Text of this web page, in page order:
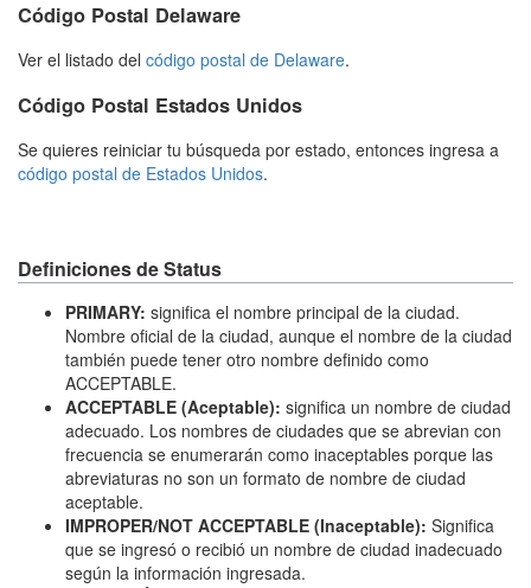
Código Postal Delaware
Ver el listado del código postal de Delaware.
Código Postal Estados Unidos
Se quieres reiniciar tu búsqueda por estado, entonces ingresa a
código postal de Estados Unidos.
Definiciones de Status
PRIMARY: significa el nombre principal de la ciudad.
Nombre oficial de la ciudad, aunque el nombre de la ciudad
también puede tener otro nombre definido como
ACCEPTABLE.
ACCEPTABLE (Aceptable): significa un nombre de ciudad
adecuado. Los nombres de ciudades que se abrevian con
frecuencia se enumerarán como inaceptables porque las
abreviaturas no son un formato de nombre de ciudad
aceptable.
IMPROPER/NOT ACCEPTABLE (Inaceptable): Significa
que se ingresó o recibió un nombre de ciudad inadecuado
según la información ingresada.